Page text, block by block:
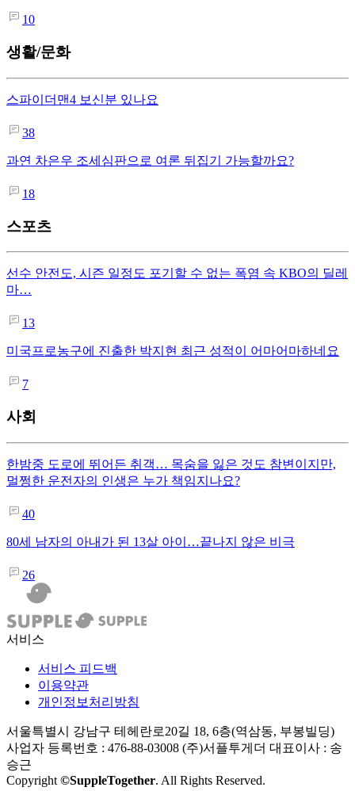
10
생활/문화
스파이더맨4 보신분 있나요
38
과연 차은우 조세심판으로 여론 뒤집기 가능할까요?
18
스포츠
선수 안전도, 시즌 일정도 포기할 수 없는 폭염 속 KBO의 딜레
마…
13
미국프로농구에 진출한 박지현 최근 성적이 어마어마하네요
7
사회
한밤중 도로에 뛰어든 취객… 목숨을 잃은 것도 참변이지만,
멀쩡한 운전자의 인생은 누가 책임지나요?
40
80세 남자의 아내가 된 13살 아이…끝나지 않은 비극
26
서비스
서비스 피드백
이용약관
개인정보처리방침
서울특별시 강남구 테헤란로20길 18, 6층(역삼동, 부봉빌딩)
사업자 등록번호 : 476-88-03008 (주)서플투게더 대표이사 : 송
승근
Copyright ©SuppleTogether. All Rights Reserved.